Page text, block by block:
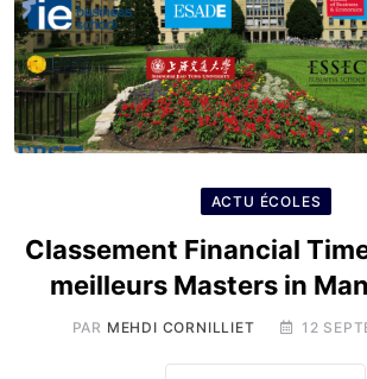
ACTU ÉCOLES
Classement Financial
meilleurs Masters in
PAR MEHDI CORNILLIET 12